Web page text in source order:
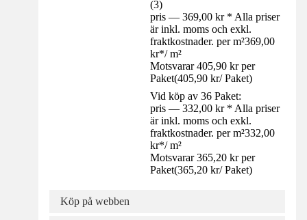
(3)
pris — 369,00 kr * Alla priser
är inkl. moms och exkl.
fraktkostnader. per m²369,00
kr*/ m²
Motsvarar 405,90 kr per
Paket(405,90 kr/ Paket)
Vid köp av 36 Paket:
pris — 332,00 kr * Alla priser
är inkl. moms och exkl.
fraktkostnader. per m²332,00
kr*/ m²
Motsvarar 365,20 kr per
Paket(365,20 kr/ Paket)
Köp på webben